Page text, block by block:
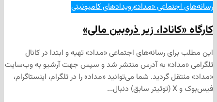
«مداد»رویدادهای کامیونیتی
زیر ذره‌بین مالی»
رسانه‌های اجتماعی «مداد» تهیه و ابتدا در کانال
به آدرس منتشر شد و سپس جهت آرشیو به وب‌سایت
گردید. شما می‌توانید «مداد» را در تلگرام، اینستاگرام،